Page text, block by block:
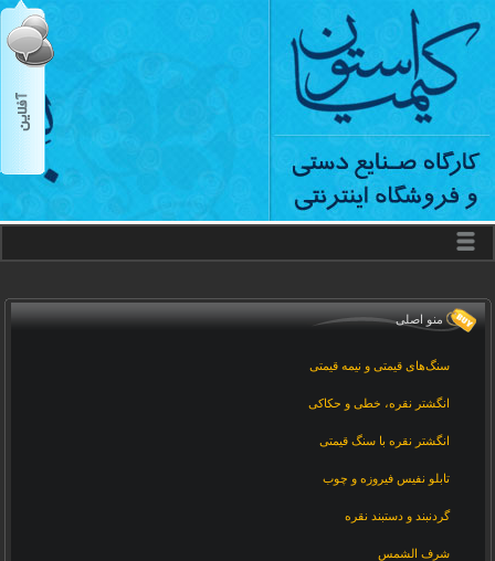
منو اصلی
سنگ‌های قیمتی و نیمه قیمتی
انگشتر نقره، خطی و حکاکی
انگشتر نقره با سنگ قیمتی
تابلو نفیس فیروزه و چوب
گردنبند و دستبند نقره
شرف الشمس